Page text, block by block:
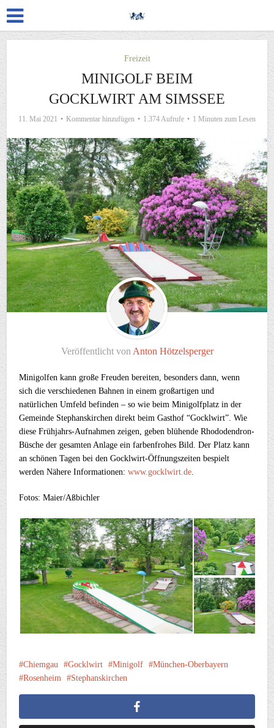
Freizeit
MINIGOLF BEIM
GOCKLWIRT AM SIMSSEE
11. Mai 2021 Kommentar hinzufügen 1.374 Aufrufe 1 Minuten zum Lesen
Veröffentlicht von Anton Hötzelsperger
Minigolfen kann große Freuden bereiten, besonders dann, wenn
sich die verschiedenen Bahnen in einem großartigen und
natürlichen Umfeld befinden – so wie beim Minigolfplatz in der
Gemeinde Stephanskirchen direkt beim Gasthof “Gocklwirt”. Wie
diese Frühjahrs-Aufnahmen zeigen, geben blühende Rhododendron-
Büsche der gesamten Anlage ein farbenfrohes Bild. Der Platz kann
an schönen Tagen bei den Gocklwirt-Öffnungszeiten bespielt
werden Nähere Informationen:www.gocklwirt.de
Fotos: Maier/Aßbichler
Chiemgau Gocklwirt Minigolf
München-Oberbayern
Rosenheim
Stephanskirchen